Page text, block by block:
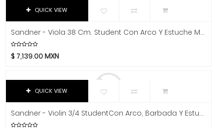
Software
Video
Co2Crea
Cocoon Innovations
Conn-Selmer
Coreelo
CPK
D'Addario
Dave Smith
QUICK VIEW
Sandner - Viola 38 Cm. Student Con Arco Y Estuche Mod.SA-1 15
$ 7,139.00 MXN
QUICK VIEW
Sandner - Violin 3/4 StudentCon Arco, Barbada Y Estuche Mod.SV-1